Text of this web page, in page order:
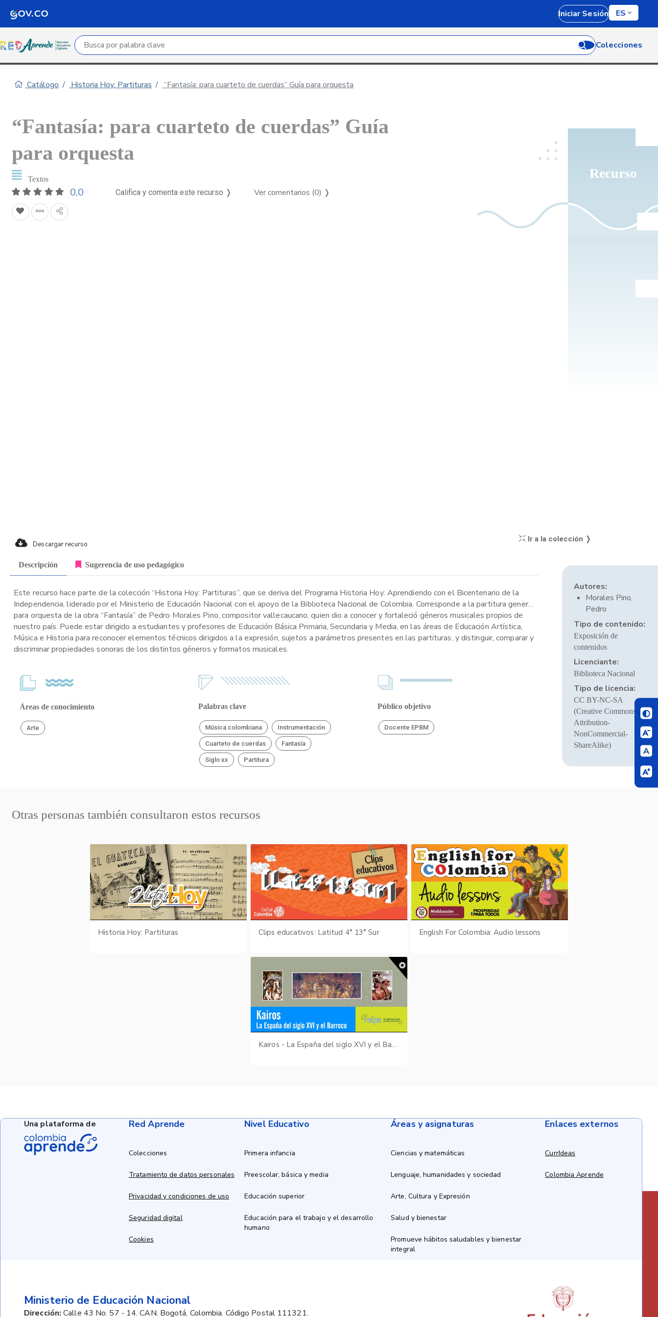
Iniciar Sesión ES
Campo de búsqueda por palabra clave Colecciones
Catálogo Historia Hoy: Partituras “Fantasía: para cuarteto de cuerdas” Guía para orquesta
Recurso
“Fantasía: para cuarteto de cuerdas” Guía
para orquesta
Textos
0,0 Califica y comenta este recurso ❭ Ver comentarios (0) ❭
Descargar recurso
Ir a la colección ❭
Descripción Sugerencia de uso pedagógico
Este recurso hace parte de la colección “Historia Hoy: Partituras”, que se deriva del Programa Historia Hoy: Aprendiendo con el Bicentenario de la
Independencia, liderado por el Ministerio de Educación Nacional con el apoyo de la Biblioteca Nacional de Colombia. Corresponde a la partitura general
para orquesta de la obra “Fantasía” de Pedro Morales Pino, compositor vallecaucano, quien dio a conocer y fortaleció géneros musicales propios de
nuestro país. Puede estar dirigido a estudiantes y profesores de Educación Básica Primaria, Secundaria y Media, en las áreas de Educación Artística,
Música e Historia para reconocer elementos técnicos dirigidos a la expresión, sujetos a parámetros presentes en las partituras, y distinguir, comparar y
discriminar propiedades sonoras de los distintos géneros y formatos musicales.
Áreas de conocimiento
Arte
Palabras clave
Música colombiana Instrumentación
Cuarteto de cuerdas Fantasía
Siglo xx Partitura
Público objetivo
Docente EPBM
Autores:
Morales Pino,
Pedro
Tipo de contenido:
Exposición de
contenidos
Licenciante:
Biblioteca Nacional
Tipo de licencia:
CC BY-NC-SA
(Creative Commons
Attribution-
NonCommercial-
ShareAlike)
Otras personas también consultaron estos recursos
Historia Hoy: Partituras Clips educativos: Latitud 4° 13° Sur English For Colombia: Audio lessons
Kairos - La España del siglo XVI y el Barroco
Red Aprende
Colecciones
Tratamiento de datos personales
Privacidad y condiciones de uso
Seguridad digital
Cookies
Nivel Educativo
Primera infancia
Preescolar, básica y media
Educación superior
Educación para el trabajo y el desarrollo
humano
Áreas y asignaturas
Ciencias y matemáticas
Lenguaje, humanidades y sociedad
Arte, Cultura y Expresión
Salud y bienestar
Promueve hábitos saludables y bienestar
integral
Enlaces externos
CurrIdeas
Colombia Aprende
Ministerio de Educación Nacional
Dirección: Calle 43 No. 57 - 14. CAN. Bogotá, Colombia. Código Postal 111321.
Una plataforma de